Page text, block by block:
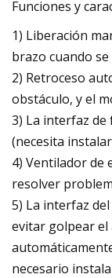
Funciones y
1) Liberación
brazo cuando se
2) Retroceso
obstáculo, y el
3) La interfaz
(necesita
4) Ventilador
resolver
5) La interfaz
evitar golpear el
necesario